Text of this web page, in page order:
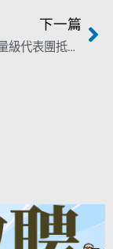
下一篇
最新！美重量級代表團抵台 外交部：彰顯美對台承諾「堅若磐石」